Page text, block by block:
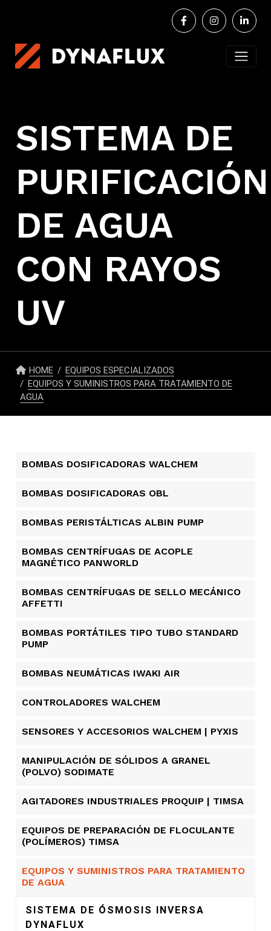
SISTEMA DE
PURIFICACIÓN
DE AGUA
CON RAYOS
UV
HOME
EQUIPOS ESPECIALIZADOS
EQUIPOS Y SUMINISTROS PARA TRATAMIENTO DE
AGUA
BOMBAS DOSIFICADORAS WALCHEM
BOMBAS DOSIFICADORAS OBL
BOMBAS PERISTÁLTICAS ALBIN PUMP​
BOMBAS CENTRÍFUGAS DE ACOPLE
MAGNÉTICO PANWORLD
BOMBAS CENTRÍFUGAS DE SELLO MECÁNICO
AFFETTI
BOMBAS PORTÁTILES TIPO TUBO STANDARD
PUMP
BOMBAS NEUMÁTICAS IWAKI AIR
CONTROLADORES WALCHEM
SENSORES Y ACCESORIOS WALCHEM | PYXIS
MANIPULACIÓN DE SÓLIDOS A GRANEL
(POLVO) SODIMATE
AGITADORES INDUSTRIALES PROQUIP | TIMSA
EQUIPOS DE PREPARACIÓN DE FLOCULANTE
(POLÍMEROS) TIMSA
EQUIPOS Y SUMINISTROS PARA TRATAMIENTO
DE AGUA
SISTEMA DE ÓSMOSIS INVERSA
DYNAFLUX